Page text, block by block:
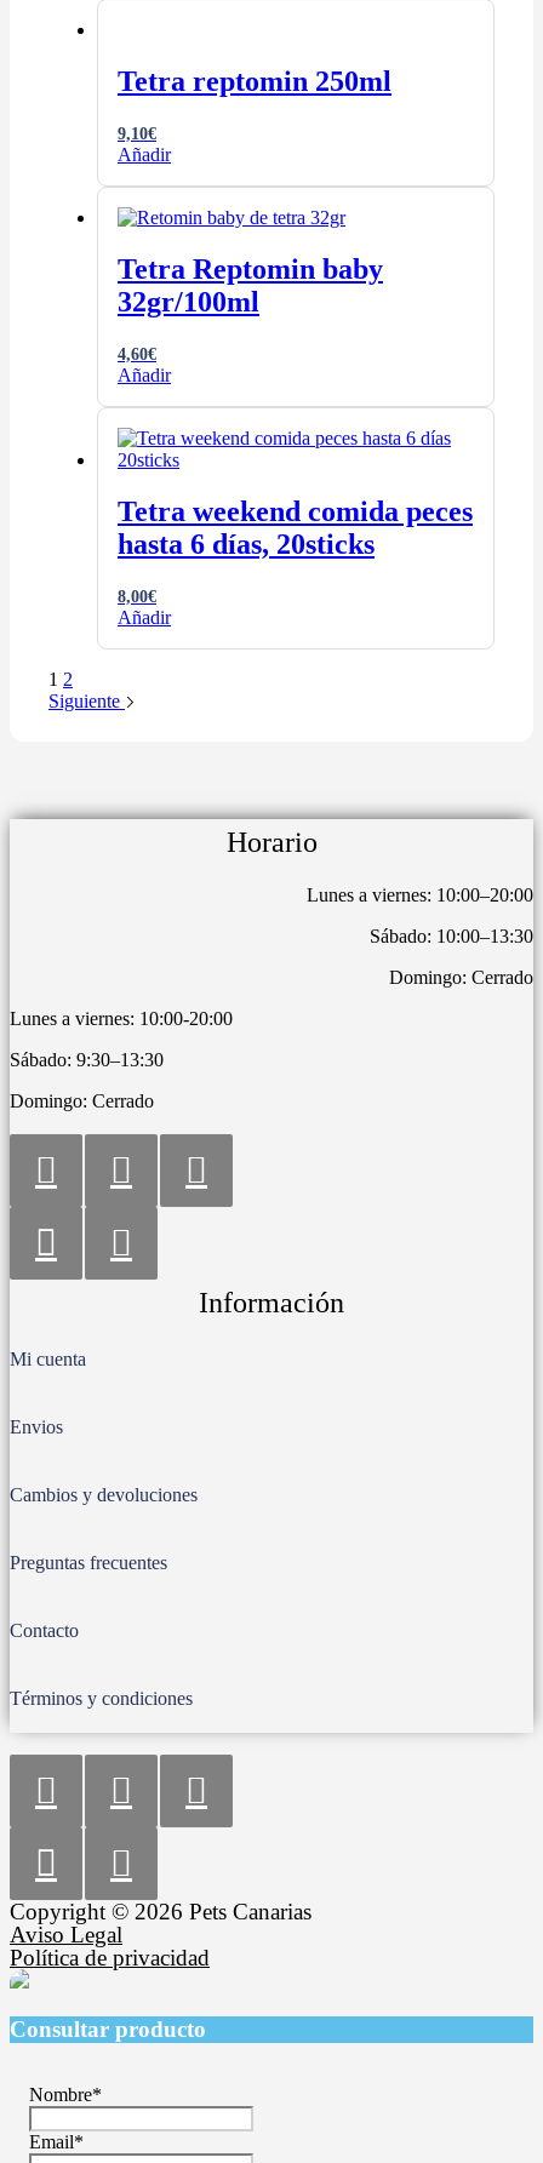
Tetra reptomin 250ml
9,10€
Añadir
Tetra Reptomin baby
32gr/100ml
4,60€
Añadir
Tetra weekend comida peces
hasta 6 días, 20sticks
8,00€
Añadir
1 2
Siguiente
Horario
Lunes a viernes: 10:00–20:00
Sábado: 10:00–13:30
Domingo: Cerrado
Lunes a viernes: 10:00-20:00
Sábado: 9:30–13:30
Domingo: Cerrado
Información
Mi cuenta
Envios
Cambios y devoluciones
Preguntas frecuentes
Contacto
Términos y condiciones
Copyright © 2026 Pets Canarias
Aviso Legal
Política de privacidad
Consultar producto
Nombre*
Email*